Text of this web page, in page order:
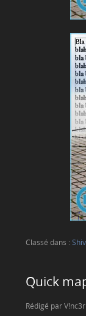
Classé dans :
Quick
Rédigé par V!nc3r